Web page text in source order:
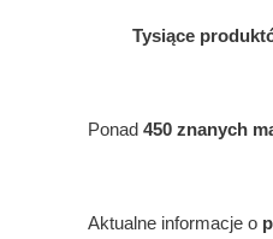
Tysiące
Ponad 450 znanych
Aktualne informacje o